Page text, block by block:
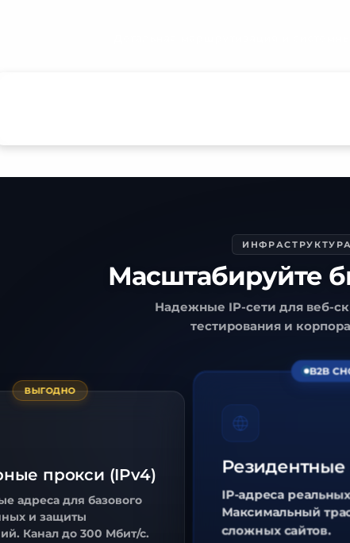
ИНФРАСТРУКТУРА
Масштабируйте
Надежные IP-сети для веб-
тестирования и
ВЫГОДНО
прокси (IPv4)
адреса для базового
и защиты
Канал до 300 Мбит/с.
B2B
Резидентные
IP-адреса
Максимальный
сложных сайтов.